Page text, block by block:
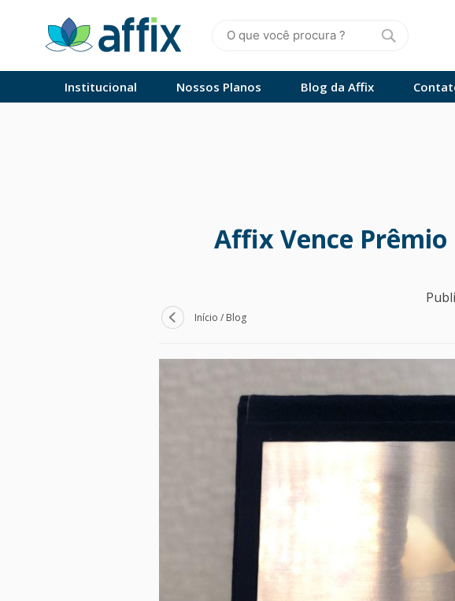
Institucional Nossos Planos Blog da Affix
Affix Vence Prêmio
Início / Blog